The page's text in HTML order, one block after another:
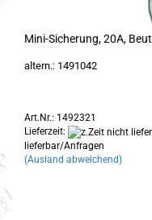
Mini-Sicherung, 20A,
altern.: 1491042
Art.Nr.: 1492321
Lieferzeit:
lieferbar/Anfragen
(Ausland abweichend)